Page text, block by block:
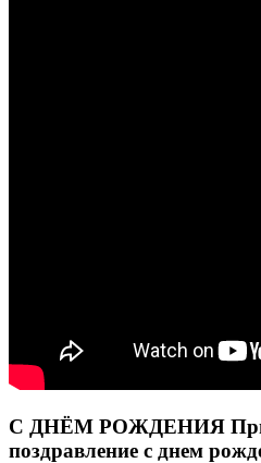
С ДНЁМ РОЖДЕНИЯ
поздравление с днем